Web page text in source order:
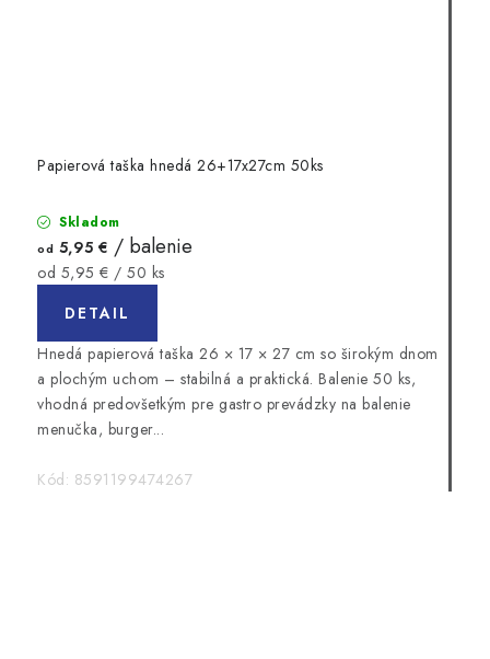
Papierová taška hnedá 26+17x27cm 50ks
Skladom
od 5,95 € / balenie
Jednotková
od 5,95 € / 50 ks
DETAIL
Hnedá papierová taška 26 × 17 × 27 cm so širokým dnom
a plochým uchom – stabilná a praktická. Balenie 50 ks,
vhodná predovšetkým pre gastro prevádzky na balenie
menučka, burger...
Kód: 8591199474267